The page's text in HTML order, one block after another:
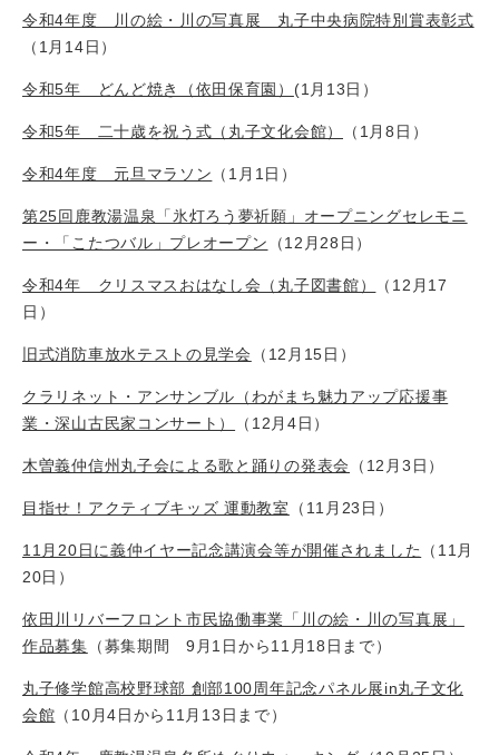
令和4年度 川の絵・川の写真展 丸子中央病院特別賞表彰式
（1月14日）
令和5年 どんど焼き（依田保育園） (1月13日）
令和5年 二十歳を祝う式（丸子文化会館） （1月8日）
令和4年度 元旦マラソン （1月1日）
第25回鹿教湯温泉「氷灯ろう夢祈願」オープニングセレモニ
ー・「こたつバル」プレオープン （12月28日）
令和4年 クリスマスおはなし会（丸子図書館）
（12月17
日）
旧式消防車放水テストの見学会 （12月15日）
クラリネット・アンサンブル（わがまち魅力アップ応援事
業・深山古民家コンサート）
（12月4日）
木曽義仲信州丸子会による歌と踊りの発表会 （12月3日）
目指せ！アクティブキッズ 運動教室 （11月23日）
11月20日に義仲イヤー記念講演会等が開催されました
（11月
20日）
依田川リバーフロント市民協働事業「川の絵・川の写真展」
作品募集 （募集期間 9月1日から11月18日まで）
丸子修学館高校野球部 創部100周年記念パネル展in丸子文化
会館 （10月4日から11月13日まで）